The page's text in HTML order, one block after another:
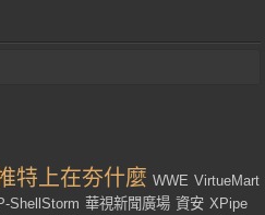
特上在夯什麼 WWE VirtueMart
ShellStorm 華視新聞廣場 資安 XPipe